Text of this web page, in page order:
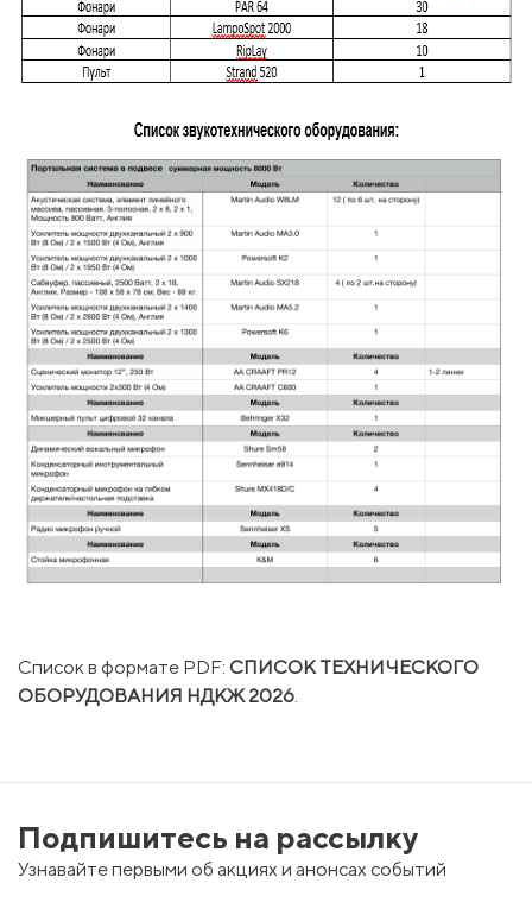
Список в формате PDF: СПИСОК ТЕХНИЧЕСКОГО
ОБОРУДОВАНИЯ НДКЖ 2026.
Подпишитесь на рассылку
Узнавайте первыми об акциях и анонсах событий